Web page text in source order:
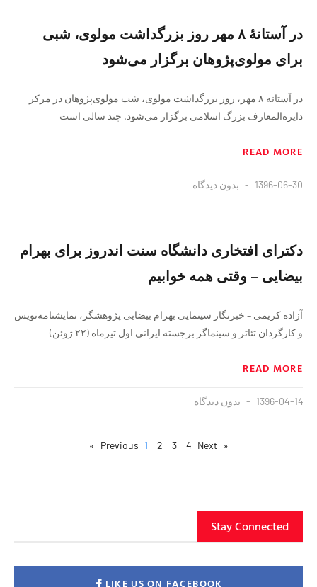
در آستانهٔ ۸ مهر روز بزرگداشت مولوی، شبی
برای مولوی‌پژوهان برگزار می‌شود
در آستانه ۸ مهر، روز بزرگداشت مولوی، شب مولوی‌پژوهان در مركز
دايرةالمعارف بزرگ اسلامی برگزار می‌شود. چند سالی است
READ MORE
1396-06-30 بدون دیدگاه
دکترای افتخاری دانشگاه سنت اندروز برای بهرام
بیضایی – وقتی همه خوابیم
آزاده کریمی – خبرنگار سینمایی بهرام بیضایی پژوهشگر، نمایشنامه‌نویس
و کارگردان تئا‌تر و سینماگر برجسته ایرانی اول تیرماه (۲۲ ژوئن)
READ MORE
1396-04-14 بدون دیدگاه
« Previous
1 2 3 4 Next »
Stay Connected
LIKE US ON FACEBOOK